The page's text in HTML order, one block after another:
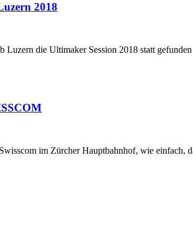
2018
Luzern die Ultimaker Session 2018 statt gefunden
im Zürcher Hauptbahnhof, wie einfach,